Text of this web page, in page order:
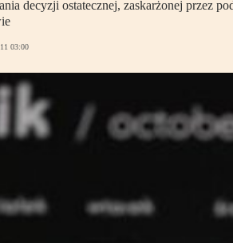
decyzji ostatecznej, zaskarżonej przez
03:00